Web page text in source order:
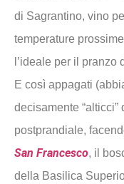
di Sagrantino, vino
temperature
l’ideale per il pranzo
E così appagati
decisamente “alticci”
postprandiale,
San Francesco, il
della Basilica